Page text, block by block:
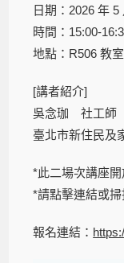
日期：2026 年 5
時間：15:00-
地點：R506 教室
[講者紹介]
吳念珈 社工師
臺北市新住民及
*此二場次講座
*請點擊連結或
報名連結：